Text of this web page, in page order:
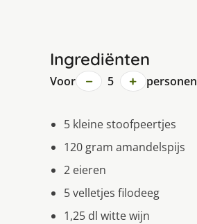
Ingrediënten
Voor − 5 + personen
5 kleine stoofpeertjes
120 gram amandelspijs
2 eieren
5 velletjes filodeeg
1,25 dl witte wijn